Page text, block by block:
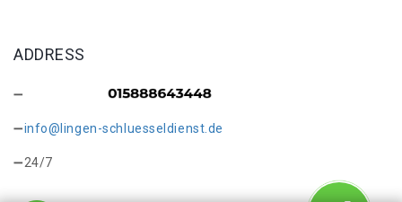
ADDRESS
info@lingen-schluesseldienst.de
24/7